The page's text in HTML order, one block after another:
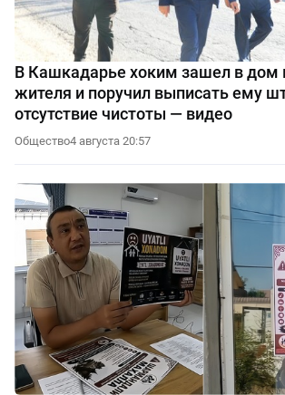
В Кашкадарье хоким зашел в дом
жителя и поручил выписать ему
отсутствие чистоты — видео
Общество4 августа 20:57